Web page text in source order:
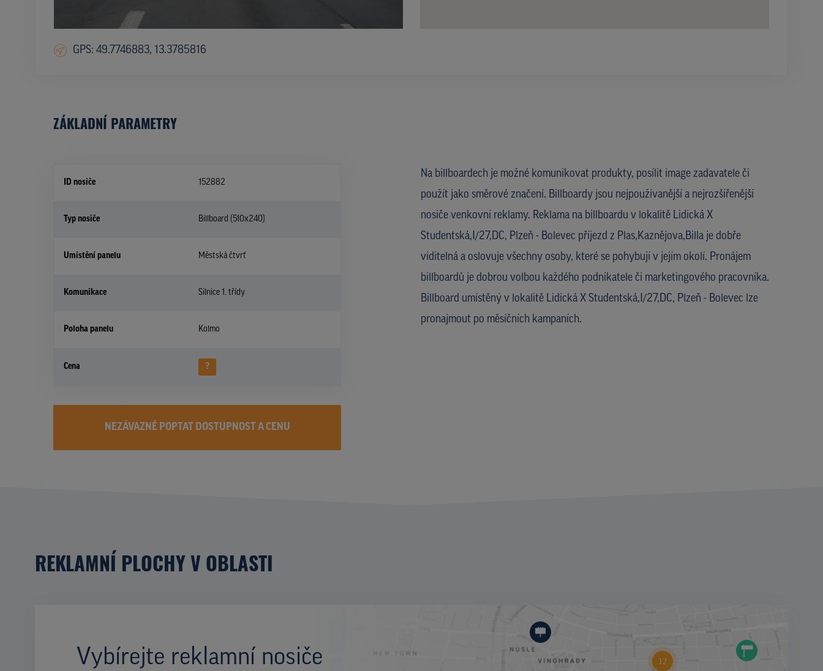
GPS: 49.7746883, 13.3785816
ZÁKLADNÍ PARAMETRY
ID nosiče 152882
Typ nosiče Billboard (510x240)
Umístění panelu Městská čtvrť
Komunikace Silnice 1. třídy
Poloha panelu Kolmo
Cena ?
Na billboardech je možné komunikovat produkty, posílit image zadavatele či
použít jako směrové značení. Billboardy jsou nejpoužívanější a nejrozšířenější
nosiče venkovní reklamy. Reklama na billboardu v lokalitě Lidická X
Studentská,I/27,DC, Plzeň - Bolevec příjezd z Plas,Kaznějova,Billa je dobře
viditelná a oslovuje všechny osoby, které se pohybují v jejím okolí. Pronájem
billboardů je dobrou volbou každého podnikatele či marketingového pracovníka.
Billboard umístěný v lokalitě Lidická X Studentská,I/27,DC, Plzeň - Bolevec lze
pronajmout po měsíčních kampaních.
NEZÁVAZNĚ POPTAT DOSTUPNOST A CENU
REKLAMNÍ PLOCHY V OBLASTI
Vybírejte reklamní nosiče